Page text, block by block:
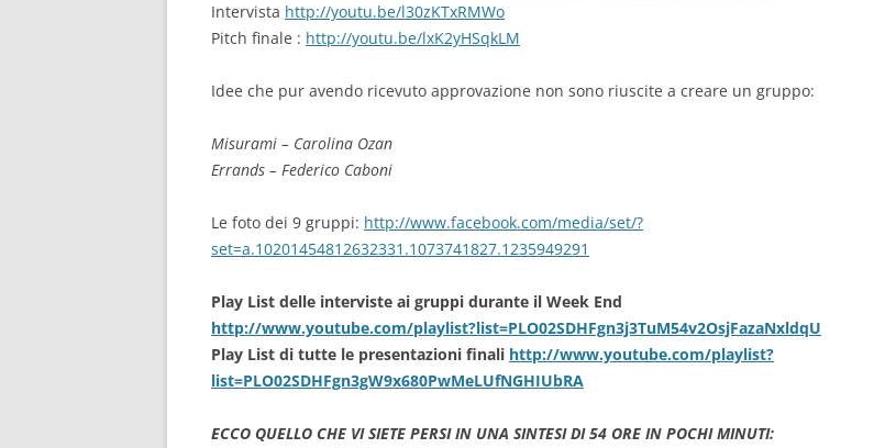
Intervista http://youtu.be/l30zKTxRMWo
Pitch finale : http://youtu.be/lxK2yHSqkLM
Idee che pur avendo ricevuto approvazione non sono riuscite a creare un gruppo:
Misurami – Carolina Ozan
Errands – Federico Caboni
Le foto dei 9 gruppi: http://www.facebook.com/media/set/?
set=a.10201454812632331.1073741827.1235949291
Play List delle interviste ai gruppi durante il Week End
http://www.youtube.com/playlist?list=PLO02SDHFgn3j3TuM54v2OsjFazaNxldqU
Play List di tutte le presentazioni finali http://www.youtube.com/playlist?
list=PLO02SDHFgn3gW9x680PwMeLUfNGHIUbRA
ECCO QUELLO CHE VI SIETE PERSI IN UNA SINTESI DI 54 ORE IN POCHI MINUTI: